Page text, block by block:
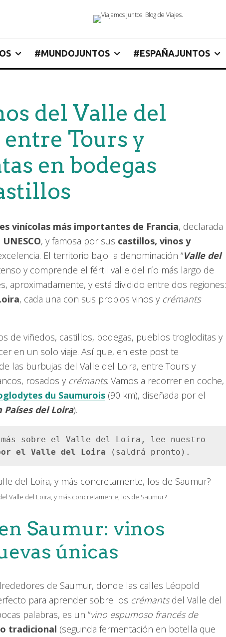
#MUNDOJUNTOS #ESPAÑAJUNTOS
del Valle del
Tours y
en bodegas
vinícolas más importantes de Francia, declarada
, y famosa por sus castillos, vinos y
El territorio bajo la denominación “Valle del
y comprende el fértil valle del río más largo de
aproximadamente, y está dividido entre dos regiones:
, cada una con sus propios vinos y crémants
de viñedos, castillos, bodegas, pueblos trogloditas y
en un solo viaje. Así que, en este post te
las burbujas del Valle del Loira, entre Tours y
rosados y crémants. Vamos a recorrer en coche,
du Saumurois (90 km), diseñada por el
Países del Loira).
sobre el Valle del Loira, lee nuestro
el Valle del Loira (saldrá pronto).
Valle del Loira, y más concretamente, los de Saumur?
Saumur: vinos
únicas
de Saumur, donde las calles Léopold
para aprender sobre los crémantsdel Valle del
palabras, es un “vino espumoso francés de
tradicional (segunda fermentación en botella que